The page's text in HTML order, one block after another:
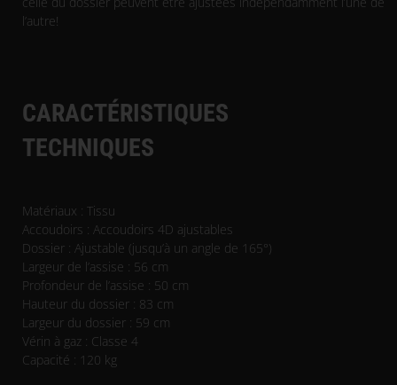
l’autre!
CARACTÉRISTIQUES
TECHNIQUES
Matériaux : Tissu
Accoudoirs : Accoudoirs 4D ajustables
Dossier : Ajustable (jusqu’à un angle de 165°)
Largeur de l’assise : 56 cm
Profondeur de l’assise : 50 cm
Hauteur du dossier : 83 cm
Largeur du dossier : 59 cm
Vérin à gaz : Classe 4
Capacité : 120 kg